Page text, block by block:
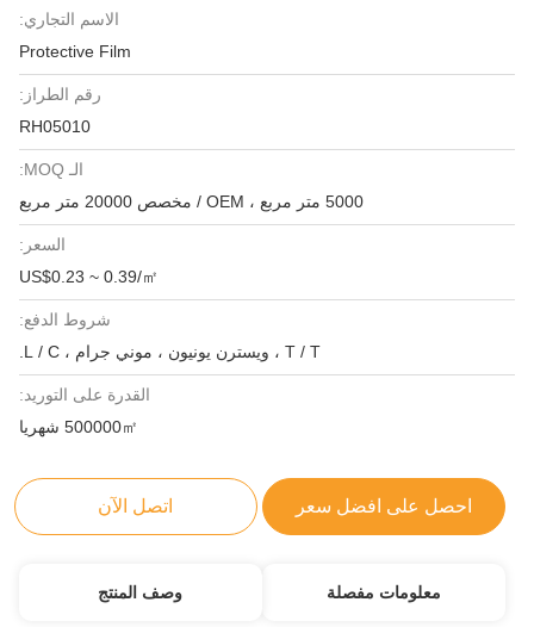
الاسم التجاري:
Protective Film
رقم الطراز:
RH05010
الـ MOQ:
5000 متر مربع ، OEM / مخصص 20000 متر مربع
السعر:
US$0.23 ~ 0.39/㎡
شروط الدفع:
T / T ، ويسترن يونيون ، موني جرام ، L / C.
القدرة على التوريد:
500000㎡ شهريا
احصل على افضل سعر اتصل الآن
معلومات مفصلة وصف المنتج